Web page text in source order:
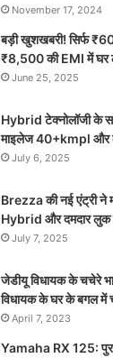
November 17, 2024
बड़ी खुशखबरी! सिर्फ
₹8,500 की EMI में घर
June 25, 2025
Hybrid टेक्नोलॉजी के
माइलेज 40+kmpl और
July 6, 2025
Brezza की नई एंट्री ने
Hybrid और दमदार लुक
July 7, 2025
जेडीयू विधायक के चचेरे
विधायक के घर के बगल में
April 7, 2023
Yamaha RX 125: